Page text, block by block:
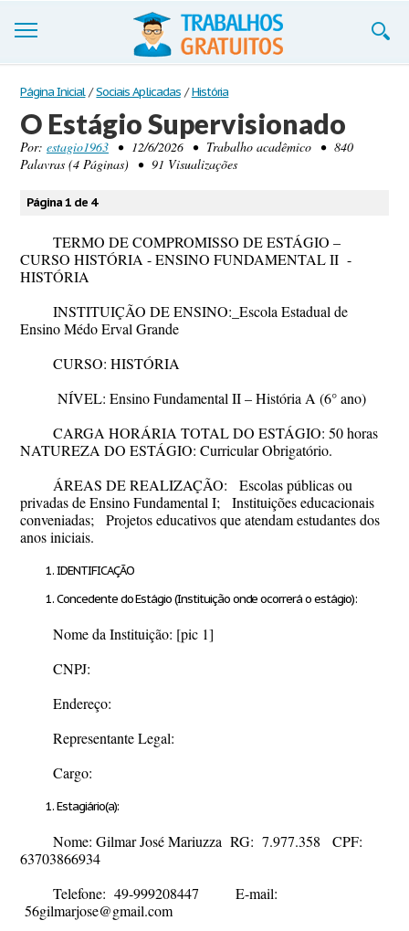
Trabalhos
Cadastre-se
Entre
Blog
Contate-nos
Página Inicial / Sociais Aplicadas / História
O Estágio Supervisionado
Por: estagio1963 • 12/6/2026 • Trabalho acadêmico • 840
Palavras (4 Páginas) • 91 Visualizações
Página 1 de 4
TERMO DE COMPROMISSO DE ESTÁGIO –
CURSO HISTÓRIA - ENSINO FUNDAMENTAL II -
HISTÓRIA
INSTITUIÇÃO DE ENSINO:_Escola Estadual de
Ensino Médo Erval Grande
CURSO: HISTÓRIA
NÍVEL: Ensino Fundamental II – História A (6° ano)
CARGA HORÁRIA TOTAL DO ESTÁGIO: 50 horas
NATUREZA DO ESTÁGIO: Curricular Obrigatório.
ÁREAS DE REALIZAÇÃO: Escolas públicas ou
privadas de Ensino Fundamental I; Instituições educacionais
conveniadas; Projetos educativos que atendam estudantes dos
anos iniciais.
IDENTIFICAÇÃO
Concedente do Estágio (Instituição onde ocorrerá o estágio):
Nome da Instituição: [pic 1]
CNPJ:
Endereço:
Representante Legal:
Cargo:
Estagiário(a):
Nome: Gilmar José Mariuzza RG: 7.977.358 CPF:
63703866934
Telefone: 49-999208447 E-mail:
56gilmarjose@gmail.com